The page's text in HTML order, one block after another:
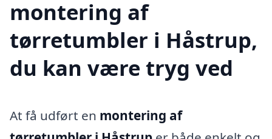
montering af
tørretumbler i Håstrup,
du kan være tryg ved
At få udført en montering af